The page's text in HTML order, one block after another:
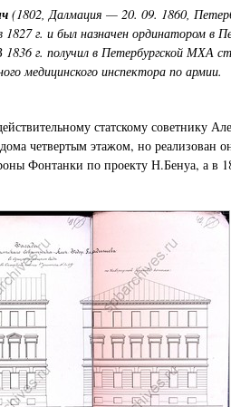
(1802, Далмация — 20. 09. 1860,
г. и был назначен ординатором в
г. получил в Петербургской МХА
медицинского инспектора по армии.
статскому советнику
четвертым этажом, но реализован
Фонтанки по проекту Н.Бенуа, а